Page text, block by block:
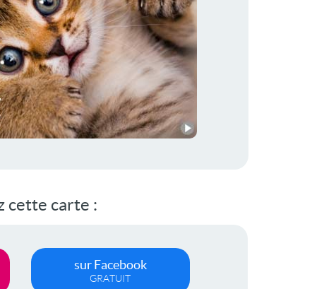
cette carte :
sur Facebook
GRATUIT